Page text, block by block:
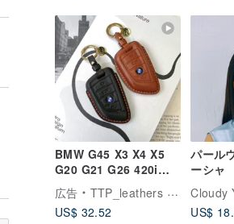
バンド
BMW G45 X3 X4 X5
G20 G21 G26 420i
320i キーケース キーカ
バー
広告
TTP_leathers ポセイトン・レザーアトリエ
US$ 32.52
パール
ーシャ
Cloudy
US$